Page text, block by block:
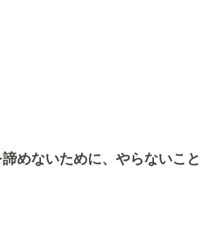
めないために、やらないこと